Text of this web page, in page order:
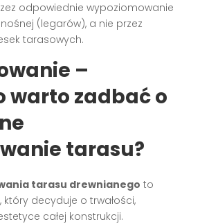
odpowiednie wypoziomowanie
(legarów), a nie przez
tarasowych.
–
warto zadbać o
tarasu?
tarasu drewnianego to
który decyduje o trwałości,
całej konstrukcji.